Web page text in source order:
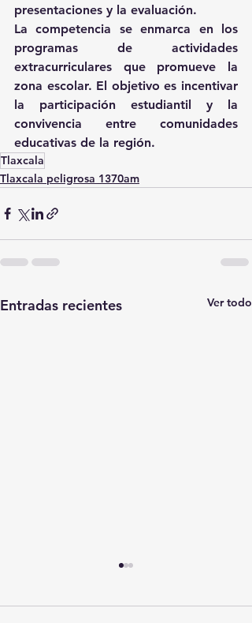
presentaciones y la evaluación.
La competencia se enmarca en los
programas de actividades
extracurriculares que promueve la
zona escolar. El objetivo es incentivar
la participación estudiantil y la
convivencia entre comunidades
educativas de la región.
Tlaxcala
Tlaxcala peligrosa 1370am
Entradas recientes Ver todo